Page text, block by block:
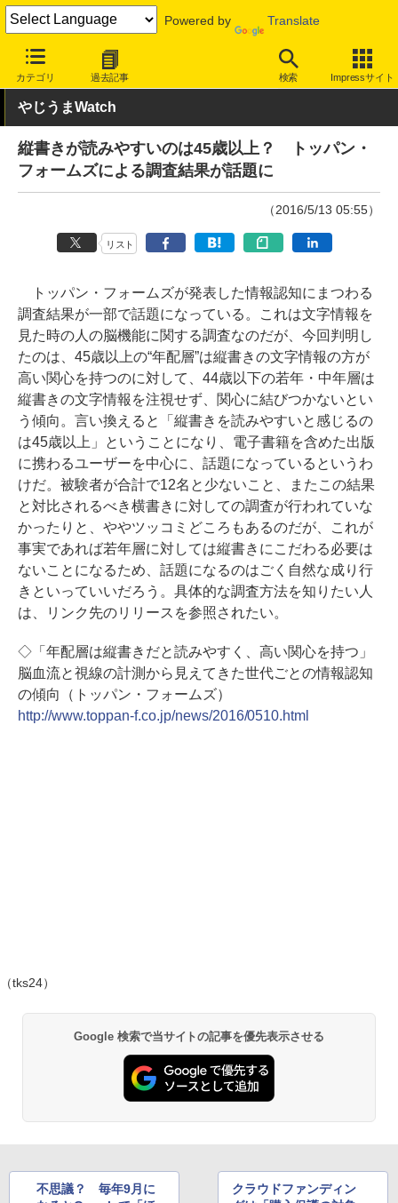
Powered by Translate
カテゴリ 過去記事 検索 Impressサイト
INTERNET Watch トピック
やじうまWatch
縦書きが読みやすいのは45歳以上？ トッパン・
フォームズによる調査結果が話題に
（2016/5/13 05:55）
リスト
トッパン・フォームズが発表した情報認知にまつわる
調査結果が一部で話題になっている。これは文字情報を
見た時の人の脳機能に関する調査なのだが、今回判明し
たのは、45歳以上の“年配層”は縦書きの文字情報の方が
高い関心を持つのに対して、44歳以下の若年・中年層は
縦書きの文字情報を注視せず、関心に結びつかないとい
う傾向。言い換えると「縦書きを読みやすいと感じるの
は45歳以上」ということになり、電子書籍を含めた出版
に携わるユーザーを中心に、話題になっているというわ
けだ。被験者が合計で12名と少ないこと、またこの結果
と対比されるべき横書きに対しての調査が行われていな
かったりと、ややツッコミどころもあるのだが、これが
事実であれば若年層に対しては縦書きにこだわる必要は
ないことになるため、話題になるのはごく自然な成り行
きといっていいだろう。具体的な調査方法を知りたい人
は、リンク先のリリースを参照されたい。
◇「年配層は縦書きだと読みやすく、高い関心を持つ」
脳血流と視線の計測から見えてきた世代ごとの情報認知
の傾向（トッパン・フォームズ）
http://www.toppan-f.co.jp/news/2016/0510.html
（tks24）
Google 検索で当サイトの記事を優先表示させる
不思議？ 毎年9月に
クラウドファンディン